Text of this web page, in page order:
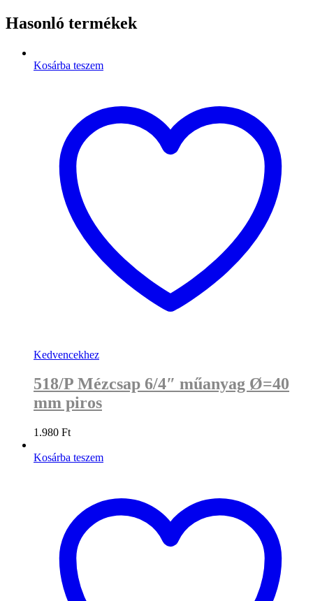
Hasonló termékek
Kosárba teszem
Kedvencekhez
518/P Mézcsap 6/4″ műanyag Ø=40
mm piros
1.980 Ft
Kosárba teszem